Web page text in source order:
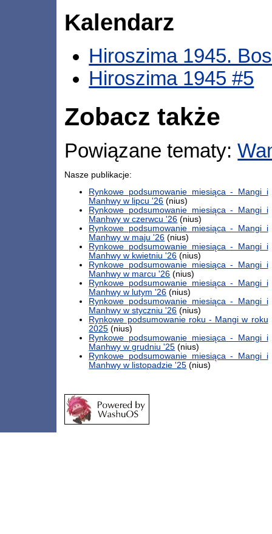
Kalendarz
Hiroszima 1945.
Hiroszima 1945 #5
Zobacz także
Powiązane tematy:
Nasze publikacje:
Rynkowe podsumowanie miesiąca - Mangi i
Manhwy w lipcu '26 (nius)
Rynkowe podsumowanie miesiąca - Mangi i
Manhwy w czerwcu '26 (nius)
Rynkowe podsumowanie miesiąca - Mangi i
Manhwy w maju '26 (nius)
Rynkowe podsumowanie miesiąca - Mangi i
Manhwy w kwietniu '26 (nius)
Rynkowe podsumowanie miesiąca - Mangi i
Manhwy w marcu '26 (nius)
Rynkowe podsumowanie miesiąca - Mangi i
Manhwy w lutym '26 (nius)
Rynkowe podsumowanie miesiąca - Mangi i
Manhwy w styczniu '26 (nius)
Rynkowe podsumowanie roku - Mangi w roku
2025 (nius)
Rynkowe podsumowanie miesiąca - Mangi i
Manhwy w grudniu '25 (nius)
Rynkowe podsumowanie miesiąca - Mangi i
Manhwy w listopadzie '25 (nius)